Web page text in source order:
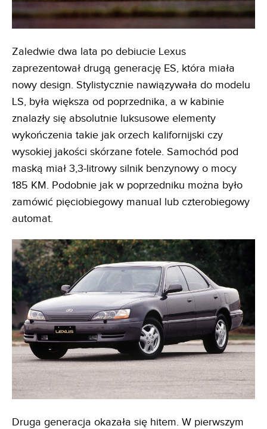
Zaledwie dwa lata po debiucie Lexus
zaprezentował drugą generację ES, która miała
nowy design. Stylistycznie nawiązywała do modelu
LS, była większa od poprzednika, a w kabinie
znalazły się absolutnie luksusowe elementy
wykończenia takie jak orzech kalifornijski czy
wysokiej jakości skórzane fotele. Samochód pod
maską miał 3,3-litrowy silnik benzynowy o mocy
185 KM. Podobnie jak w poprzedniku można było
zamówić pięciobiegowy manual lub czterobiegowy
automat.
Druga generacja okazała się hitem. W pierwszym